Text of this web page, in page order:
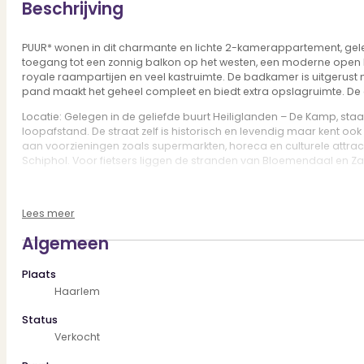
Beschrijving
PUUR* wonen in dit charmante en lichte 2-kamerappartement,
toegang tot een zonnig balkon op het westen, een moderne
royale raampartijen en veel kastruimte. De badkamer is
pand maakt het geheel compleet en biedt extra opslagruimte.
Locatie: Gelegen in de geliefde buurt Heiliglanden – De Kamp,
loopafstand. De straat zelf is historisch en levendig maar kent
aan voorzieningen zoals supermarkten, horeca en culturele
Schiphol. Voor fietsers liggen de stranden van Bloemendaal en
• 2 kamers, waarvan 1 ruime slaapkamer (voorzien van extra
• Zonnig balkon op het westen met vrij uitzicht op een rustige
• Elektronische deuropener voorzien van camera en
• Houten vloer in woonkamer, gang en slaapkamer
• Energielabel C
• VvE-bijdrage € 100 per maand (actief en gezond)
Lees meer
Algemeen
Plaats
Haarlem
Status
Verkocht